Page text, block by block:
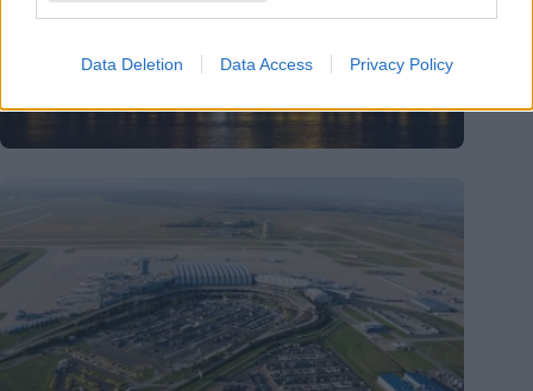
Data Deletion Data Access Privacy Policy